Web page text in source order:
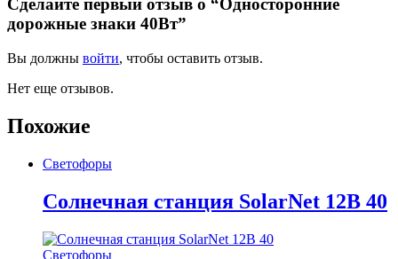
Сделайте первый отзыв о “Односторонние
дорожные знаки 40Вт”
Вы должны войти, чтобы оставить отзыв.
Нет еще отзывов.
Похожие
Светофоры
Солнечная станция SolarNet 12В 40
Светофоры